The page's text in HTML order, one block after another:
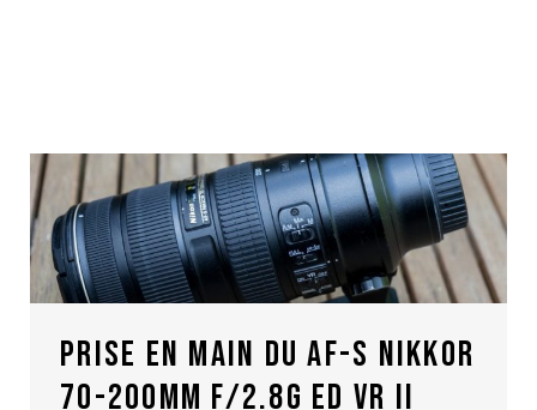
PRISE EN MAIN DU AF-S NIKKOR
70-200MM F/2.8G ED VR II